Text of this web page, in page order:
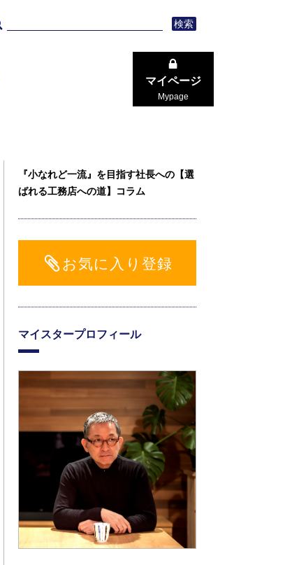
検索
マイページ
Mypage
『小なれど一流』を目指す社長への【選
ばれる工務店への道】コラム
お気に入り登録
マイスタープロフィール